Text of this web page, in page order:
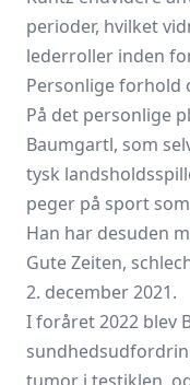
perioder, hvilket
lederroller inden
Personlige forhold
På det personlige
Baumgartl, som
tysk
peger på sport
Han har desuden
Gute Zeiten,
2. december 2021.
I foråret 2022 blev